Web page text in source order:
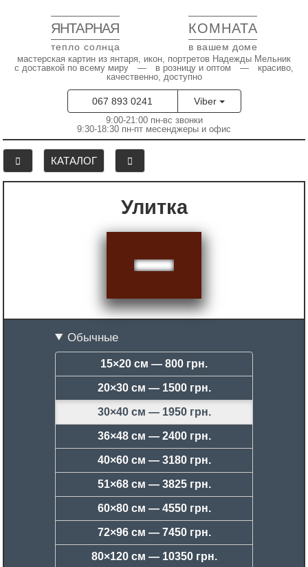
ЯНТАРНАЯ КОМНАТА
тепло солнца в вашем доме
мастерская картин из янтаря, икон, портретов Надежды Мельник
с доставкой по всему миру — в розницу и оптом — красиво,
качественно, доступно
067 893 0241 Viber
9:00-21:00 пн-вс звонки
9:30-18:30 пн-пт месенджеры и офис
КАТАЛОГ
Улитка
Обычные
15×20 см — 800 грн.
20×30 см — 1500 грн.
30×40 см — 1950 грн.
36×48 см — 2400 грн.
40×60 см — 3180 грн.
51×68 см — 3825 грн.
60×80 см — 4550 грн.
72×96 см — 7450 грн.
80×120 см — 10350 грн.